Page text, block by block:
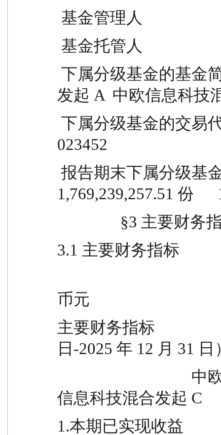
基金管理人
基金托管人
发起 A  中欧信息科技
023452
1,769,239,257.51 份
§3
3.1 主要财务指标
币元
主要财务指标
日-2025 年 12 月 31 日
信息科技混合发起 C
1.本期已实现收益